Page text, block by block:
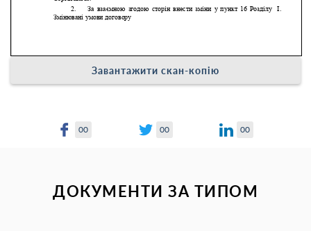
Завантажити скан-копію
00 00 00
ДОКУМЕНТИ ЗА ТИПОМ